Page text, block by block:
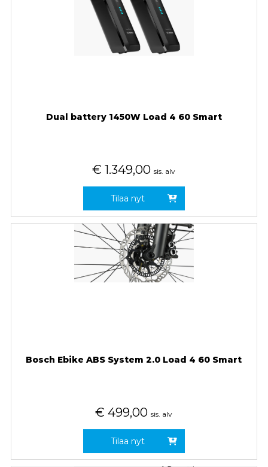
Dual battery 1450W Load 4 60 Smart
€ 1.349,00 sis. alv
Tilaa nyt
Bosch Ebike ABS System 2.0 Load 4 60 Smart
€ 499,00 sis. alv
Tilaa nyt